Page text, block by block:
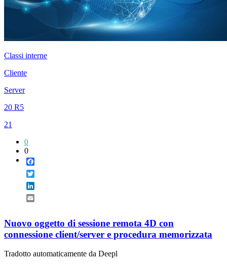
Classi interne
Cliente
Server
20 R5
21
0
0
Nuovo oggetto di sessione remota 4D con
connessione client/server e procedura memorizzata
Tradotto automaticamente da Deepl